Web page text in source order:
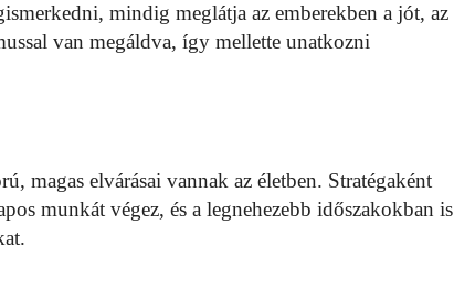
mindig meglátja az emberekben a jót, az
van megáldva, így mellette unatkozni
magas elvárásai vannak az életben. Stratégaként
munkát végez, és a legnehezebb időszakokban is